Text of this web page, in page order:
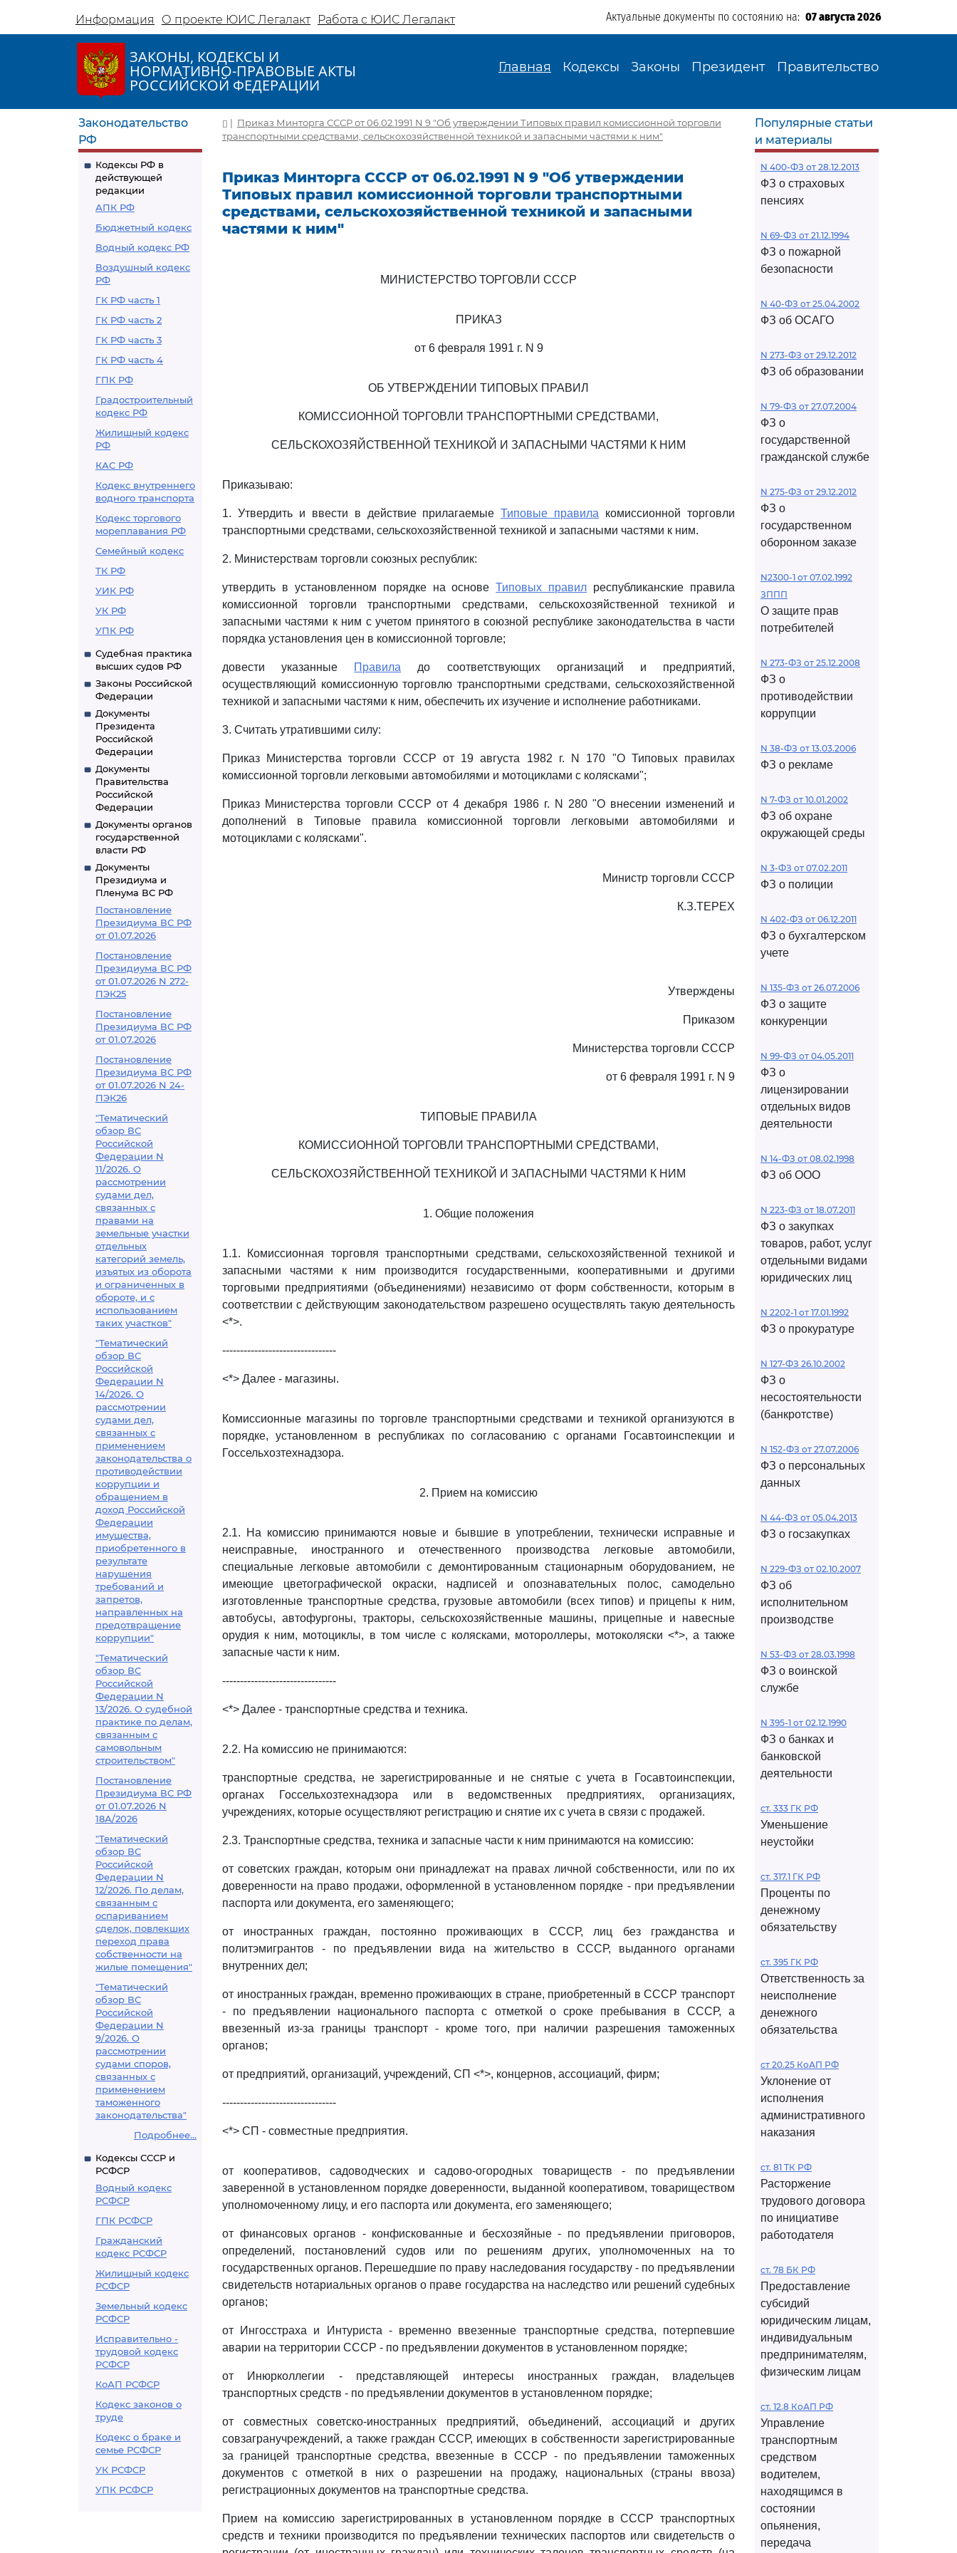
Информация О проекте ЮИС Легалакт Работа с ЮИС Легалакт Актуальные документы по состоянию на: 07 августа 2026
ЗАКОНЫ, КОДЕКСЫ И
НОРМАТИВНО-ПРАВОВЫЕ АКТЫ
РОССИЙСКОЙ ФЕДЕРАЦИИ
Главная Кодексы Законы Президент Правительство
Законодательство
РФ
Кодексы РФ в
действующей
редакции
АПК РФ
Бюджетный кодекс
Водный кодекс РФ
Воздушный кодекс
РФ
ГК РФ часть 1
ГК РФ часть 2
ГК РФ часть 3
ГК РФ часть 4
ГПК РФ
Градостроительный
кодекс РФ
Жилищный кодекс
РФ
КАС РФ
Кодекс внутреннего
водного транспорта
Кодекс торгового
мореплавания РФ
Семейный кодекс
ТК РФ
УИК РФ
УК РФ
УПК РФ
Судебная практика
высших судов РФ
Законы Российской
Федерации
Документы
Президента
Российской
Федерации
Документы
Правительства
Российской
Федерации
Документы органов
государственной
власти РФ
Документы
Президиума и
Пленума ВС РФ
Постановление
Президиума ВС РФ
от 01.07.2026
Постановление
Президиума ВС РФ
от 01.07.2026 N 272-
ПЭК25
Постановление
Президиума ВС РФ
от 01.07.2026
Постановление
Президиума ВС РФ
от 01.07.2026 N 24-
ПЭК26
"Тематический
обзор ВС
Российской
Федерации N
11/2026. О
рассмотрении
судами дел,
связанных с
правами на
земельные участки
отдельных
категорий земель,
изъятых из оборота
и ограниченных в
обороте, и с
использованием
таких участков"
"Тематический
обзор ВС
Российской
Федерации N
14/2026. О
рассмотрении
судами дел,
связанных с
применением
законодательства о
противодействии
коррупции и
обращением в
доход Российской
Федерации
имущества,
приобретенного в
результате
нарушения
требований и
запретов,
направленных на
предотвращение
коррупции"
"Тематический
обзор ВС
Российской
Федерации N
13/2026. О судебной
практике по делам,
связанным с
самовольным
строительством"
Постановление
Президиума ВС РФ
от 01.07.2026 N
18А/2026
"Тематический
обзор ВС
Российской
Федерации N
12/2026. По делам,
связанным с
оспариванием
сделок, повлекших
переход права
собственности на
жилые помещения"
"Тематический
обзор ВС
Российской
Федерации N
9/2026. О
рассмотрении
судами споров,
связанных с
применением
таможенного
законодательства"
Подробнее...
Кодексы СССР и
РСФСР
Водный кодекс
РСФСР
ГПК РСФСР
Гражданский
кодекс РСФСР
Жилищный кодекс
РСФСР
Земельный кодекс
РСФСР
Исправительно -
трудовой кодекс
РСФСР
КоАП РСФСР
Кодекс законов о
труде
Кодекс о браке и
семье РСФСР
УК РСФСР
УПК РСФСР
| Приказ Минторга СССР от 06.02.1991 N 9 "Об утверждении Типовых правил комиссионной торговли
транспортными средствами, сельскохозяйственной техникой и запасными частями к ним"
Приказ Минторга СССР от 06.02.1991 N 9 "Об утверждении
Типовых правил комиссионной торговли транспортными
средствами, сельскохозяйственной техникой и запасными
частями к ним"
МИНИСТЕРСТВО ТОРГОВЛИ СССР
ПРИКАЗ
от 6 февраля 1991 г. N 9
ОБ УТВЕРЖДЕНИИ ТИПОВЫХ ПРАВИЛ
КОМИССИОННОЙ ТОРГОВЛИ ТРАНСПОРТНЫМИ СРЕДСТВАМИ,
СЕЛЬСКОХОЗЯЙСТВЕННОЙ ТЕХНИКОЙ И ЗАПАСНЫМИ ЧАСТЯМИ К НИМ
Приказываю:
1. Утвердить и ввести в действие прилагаемыеТиповые правила комиссионной торговли
транспортными средствами, сельскохозяйственной техникой и запасными частями к ним.
2. Министерствам торговли союзных республик:
утвердить в установленном порядке на основеТиповых правил республиканские правила
комиссионной торговли транспортными средствами, сельскохозяйственной техникой и
запасными частями к ним с учетом принятого в союзной республике законодательства в части
порядка установления цен в комиссионной торговле;
довести указанные Правила до соответствующих организаций и предприятий,
осуществляющий комиссионную торговлю транспортными средствами, сельскохозяйственной
техникой и запасными частями к ним, обеспечить их изучение и исполнение работниками.
3. Считать утратившими силу:
Приказ Министерства торговли СССР от 19 августа 1982 г. N 170 "О Типовых правилах
комиссионной торговли легковыми автомобилями и мотоциклами с колясками";
Приказ Министерства торговли СССР от 4 декабря 1986 г. N 280 "О внесении изменений и
дополнений в Типовые правила комиссионной торговли легковыми автомобилями и
мотоциклами с колясками".
Министр торговли СССР
К.З.ТЕРЕХ
Утверждены
Приказом
Министерства торговли СССР
от 6 февраля 1991 г. N 9
ТИПОВЫЕ ПРАВИЛА
КОМИССИОННОЙ ТОРГОВЛИ ТРАНСПОРТНЫМИ СРЕДСТВАМИ,
СЕЛЬСКОХОЗЯЙСТВЕННОЙ ТЕХНИКОЙ И ЗАПАСНЫМИ ЧАСТЯМИ К НИМ
1. Общие положения
1.1. Комиссионная торговля транспортными средствами, сельскохозяйственной техникой и
запасными частями к ним производится государственными, кооперативными и другими
торговыми предприятиями (объединениями) независимо от форм собственности, которым в
соответствии с действующим законодательством разрешено осуществлять такую деятельность
<*>.
--------------------------------
<*> Далее - магазины.
Комиссионные магазины по торговле транспортными средствами и техникой организуются в
порядке, установленном в республиках по согласованию с органами Госавтоинспекции и
Госсельхозтехнадзора.
2. Прием на комиссию
2.1. На комиссию принимаются новые и бывшие в употреблении, технически исправные и
неисправные, иностранного и отечественного производства легковые автомобили,
специальные легковые автомобили с демонтированным стационарным оборудованием, не
имеющие цветографической окраски, надписей и опознавательных полос, самодельно
изготовленные транспортные средства, грузовые автомобили (всех типов) и прицепы к ним,
автобусы, автофургоны, тракторы, сельскохозяйственные машины, прицепные и навесные
орудия к ним, мотоциклы, в том числе с колясками, мотороллеры, мотоколяски <*>, а также
запасные части к ним.
--------------------------------
<*> Далее - транспортные средства и техника.
2.2. На комиссию не принимаются:
транспортные средства, не зарегистрированные и не снятые с учета в Госавтоинспекции,
органах Госсельхозтехнадзора или в ведомственных предприятиях, организациях,
учреждениях, которые осуществляют регистрацию и снятие их с учета в связи с продажей.
2.3. Транспортные средства, техника и запасные части к ним принимаются на комиссию:
от советских граждан, которым они принадлежат на правах личной собственности, или по их
доверенности на право продажи, оформленной в установленном порядке - при предъявлении
паспорта или документа, его заменяющего;
от иностранных граждан, постоянно проживающих в СССР, лиц без гражданства и
политэмигрантов - по предъявлении вида на жительство в СССР, выданного органами
внутренних дел;
от иностранных граждан, временно проживающих в стране, приобретенный в СССР транспорт
- по предъявлении национального паспорта с отметкой о сроке пребывания в СССР, а
ввезенный из-за границы транспорт - кроме того, при наличии разрешения таможенных
органов;
от предприятий, организаций, учреждений, СП <*>, концернов, ассоциаций, фирм;
--------------------------------
<*> СП - совместные предприятия.
от кооперативов, садоводческих и садово-огородных товариществ - по предъявлении
заверенной в установленном порядке доверенности, выданной кооперативом, товариществом
уполномоченному лицу, и его паспорта или документа, его заменяющего;
от финансовых органов - конфискованные и бесхозяйные - по предъявлении приговоров,
определений, постановлений судов или по решениям других, уполномоченных на то
государственных органов. Перешедшие по праву наследования государству - по предъявлении
свидетельств нотариальных органов о праве государства на наследство или решений судебных
органов;
от Ингосстраха и Интуриста - временно ввезенные транспортные средства, потерпевшие
аварии на территории СССР - по предъявлении документов в установленном порядке;
от Инюрколлегии - представляющей интересы иностранных граждан, владельцев
транспортных средств - по предъявлении документов в установленном порядке;
от совместных советско-иностранных предприятий, объединений, ассоциаций и других
совзагранучреждений, а также граждан СССР, имеющих в собственности зарегистрированные
за границей транспортные средства, ввезенные в СССР - по предъявлении таможенных
документов с отметкой в них о разрешении на продажу, национальных (страны ввоза)
регистрационных документов на транспортные средства.
Прием на комиссию зарегистрированных в установленном порядке в СССР транспортных
средств и техники производится по предъявлении технических паспортов или свидетельств о
Популярные статьи
и материалы
N 400-ФЗ от 28.12.2013
ФЗ о страховых
пенсиях
N 69-ФЗ от 21.12.1994
ФЗ о пожарной
безопасности
N 40-ФЗ от 25.04.2002
ФЗ об ОСАГО
N 273-ФЗ от 29.12.2012
ФЗ об образовании
N 79-ФЗ от 27.07.2004
ФЗ о
государственной
гражданской службе
N 275-ФЗ от 29.12.2012
ФЗ о
государственном
оборонном заказе
N2300-1 от 07.02.1992
ЗППП
О защите прав
потребителей
N 273-ФЗ от 25.12.2008
ФЗ о
противодействии
коррупции
N 38-ФЗ от 13.03.2006
ФЗ о рекламе
N 7-ФЗ от 10.01.2002
ФЗ об охране
окружающей среды
N 3-ФЗ от 07.02.2011
ФЗ о полиции
N 402-ФЗ от 06.12.2011
ФЗ о бухгалтерском
учете
N 135-ФЗ от 26.07.2006
ФЗ о защите
конкуренции
N 99-ФЗ от 04.05.2011
ФЗ о
лицензировании
отдельных видов
деятельности
N 14-ФЗ от 08.02.1998
ФЗ об ООО
N 223-ФЗ от 18.07.2011
ФЗ о закупках
товаров, работ, услуг
отдельными видами
юридических лиц
N 2202-1 от 17.01.1992
ФЗ о прокуратуре
N 127-ФЗ 26.10.2002
ФЗ о
несостоятельности
(банкротстве)
N 152-ФЗ от 27.07.2006
ФЗ о персональных
данных
N 44-ФЗ от 05.04.2013
ФЗ о госзакупках
N 229-ФЗ от 02.10.2007
ФЗ об
исполнительном
производстве
N 53-ФЗ от 28.03.1998
ФЗ о воинской
службе
N 395-1 от 02.12.1990
ФЗ о банках и
банковской
деятельности
ст. 333 ГК РФ
Уменьшение
неустойки
ст. 317.1 ГК РФ
Проценты по
денежному
обязательству
ст. 395 ГК РФ
Ответственность за
неисполнение
денежного
обязательства
ст 20.25 КоАП РФ
Уклонение от
исполнения
административного
наказания
ст. 81 ТК РФ
Расторжение
трудового договора
по инициативе
работодателя
ст. 78 БК РФ
Предоставление
субсидий
юридическим лицам,
индивидуальным
предпринимателям,
физическим лицам
ст. 12.8 КоАП РФ
Управление
транспортным
средством
водителем,
находящимся в
состоянии
опьянения,
передача